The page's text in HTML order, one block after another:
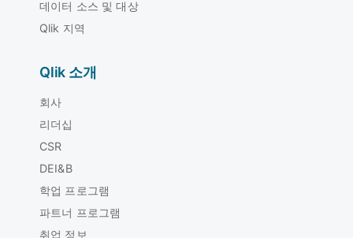
데이터 소스 및 대상
Qlik 지역
Qlik 소개
회사
리더십
CSR
DEI&B
학업 프로그램
파트너 프로그램
취업 정보